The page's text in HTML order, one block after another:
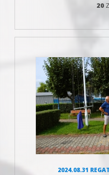
20
2024.08.31